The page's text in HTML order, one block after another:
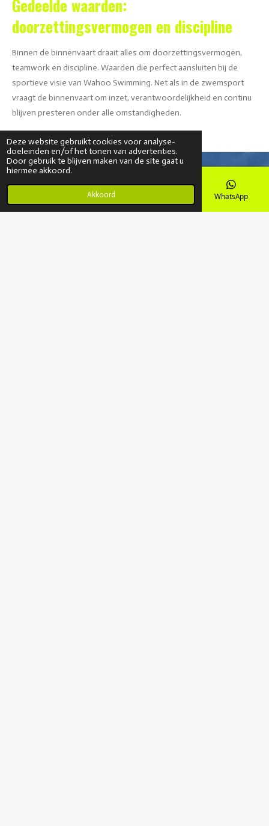
Deze website gebruikt cookies voor analyse-
doeleinden en/of het tonen van advertenties.
Door gebruik te blijven maken van de site gaat u
hiermee akkoord.
Akkoord
Gedeelde waarden:
doorzettingsvermogen en discipline
Binnen de binnenvaart draait alles om doorzettingsvermogen,
teamwork en discipline. Waarden die perfect aansluiten bij de
sportieve visie van Wahoo Swimming. Net als in de zwemsport
vraagt de binnenvaart om inzet, verantwoordelijkheid en continu
blijven presteren onder alle omstandigheden.
Kaart WhatsApp